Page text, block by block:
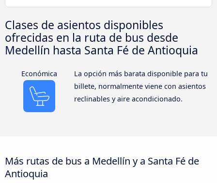
Clases de asientos disponibles
ofrecidas en la ruta de bus desde
Medellín hasta Santa Fé de Antioquia
Económica
La opción más barata disponible para tu
billete, normalmente viene con asientos
reclinables y aire acondicionado.
Más rutas de bus a Medellín y a Santa Fé de
Antioquia